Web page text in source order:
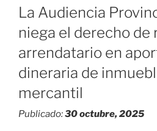
La Audiencia
niega el derecho de
arrendatario en
dineraria de
mercantil
Publicado:30 octubre, 2025